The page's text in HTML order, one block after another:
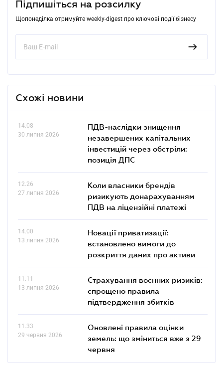
Підпишіться на розсилку
Щопонеділка отримуйте weekly-digest про ключові події бізнесу
Схожі новини
14.08
30 липня 2026
ПДВ-наслідки знищення
незавершених капітальних
інвестицій через обстріли:
позиція ДПС
12.26
27 липня 2026
Коли власники брендів
ризикують донарахуванням
ПДВ на ліцензійні платежі
14.00
13 липня 2026
Новації приватизації:
встановлено вимоги до
розкриття даних про активи
11.11
13 липня 2026
Страхування воєнних ризиків:
спрощено правила
підтвердження збитків
11.33
29 червня 2026
Оновлені правила оцінки
земель: що зміниться вже з 29
червня